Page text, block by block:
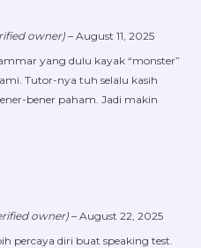
owner)– August 11, 2025
yang dulu kayak “monster”
Tutor-nya tuh selalu kasih
bener paham. Jadi makin
owner)– August 22, 2025
percaya diri buat speaking test.